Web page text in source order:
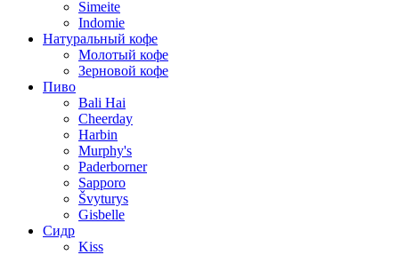
Simeite
Indomie
Натуральный кофе
Молотый кофе
Зерновой кофе
Пиво
Bali Hai
Cheerday
Harbin
Murphy's
Paderborner
Sapporo
Švyturys
Gisbelle
Сидр
Kiss